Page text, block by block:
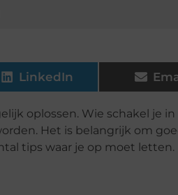
LinkedIn
oplossen. Wie schakel je
Het is belangrijk om
tips waar je op moet letten.